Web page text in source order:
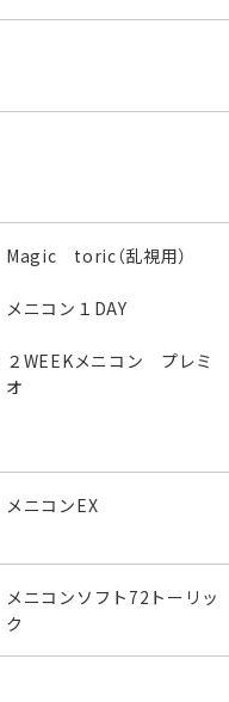
Magic toric（乱視用）
メニコン１DAY
２WEEKメニコン プレミ
オ
メニコンEX
メニコンソフト72トーリッ
ク